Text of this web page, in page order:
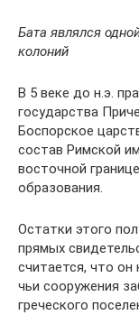
Бата являлся
колоний
В 5 веке до н.э.
государства
Боспорское
состав Римской
восточной
образования.
Остатки этого
прямых
считается, что он
чьи сооружения
греческого